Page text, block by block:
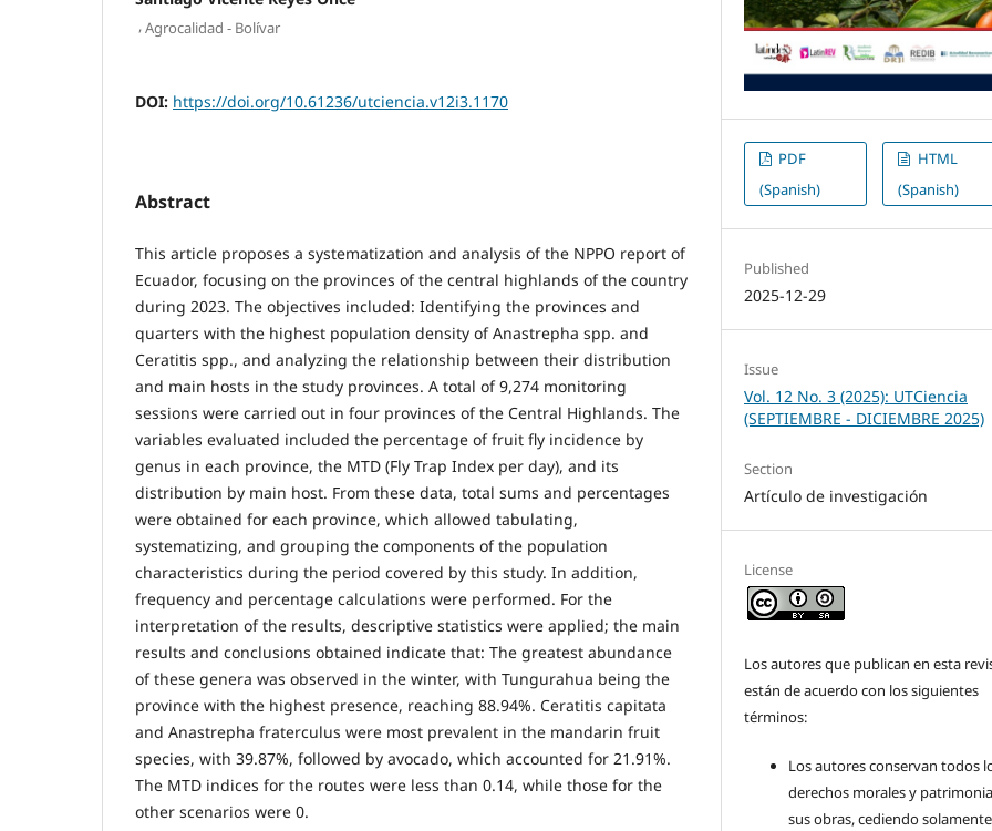
,Agrocalidad - Bolívar
DOI: https://doi.org/10.61236/utciencia.v12i3.1170
Abstract
This article proposes a systematization and analysis of the NPPO report of
Ecuador, focusing on the provinces of the central highlands of the country
during 2023. The objectives included: Identifying the provinces and
quarters with the highest population density of Anastrepha spp. and
Ceratitis spp., and analyzing the relationship between their distribution
and main hosts in the study provinces. A total of 9,274 monitoring
sessions were carried out in four provinces of the Central Highlands. The
variables evaluated included the percentage of fruit fly incidence by
genus in each province, the MTD (Fly Trap Index per day), and its
distribution by main host. From these data, total sums and percentages
were obtained for each province, which allowed tabulating,
systematizing, and grouping the components of the population
characteristics during the period covered by this study. In addition,
frequency and percentage calculations were performed. For the
interpretation of the results, descriptive statistics were applied; the main
results and conclusions obtained indicate that: The greatest abundance
of these genera was observed in the winter, with Tungurahua being the
province with the highest presence, reaching 88.94%. Ceratitis capitata
and Anastrepha fraterculus were most prevalent in the mandarin fruit
species, with 39.87%, followed by avocado, which accounted for 21.91%.
The MTD indices for the routes were less than 0.14, while those for the
other scenarios were 0.
PDF
(Spanish)
HTML
(Spanish)
Published
2025-12-29
Issue
Vol. 12 No. 3 (2025): UTCiencia
(SEPTIEMBRE - DICIEMBRE 2025)
Section
Artículo de investigación
License
Los autores que publican en esta
están de acuerdo con los siguientes
términos:
Los autores conservan todos
derechos morales y
sus obras, cediendo